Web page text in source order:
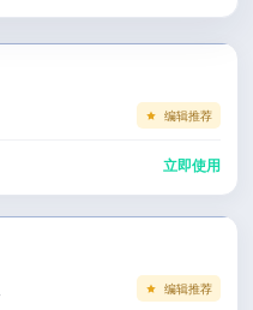
编辑推荐
立即使用
编辑推荐